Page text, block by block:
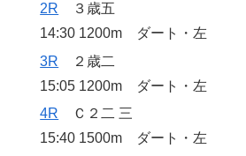
2R ３歳五
14:30 1200m ダート・左
3R ２歳二
15:05 1200m ダート・左
4R Ｃ２二 三
15:40 1500m ダート・左